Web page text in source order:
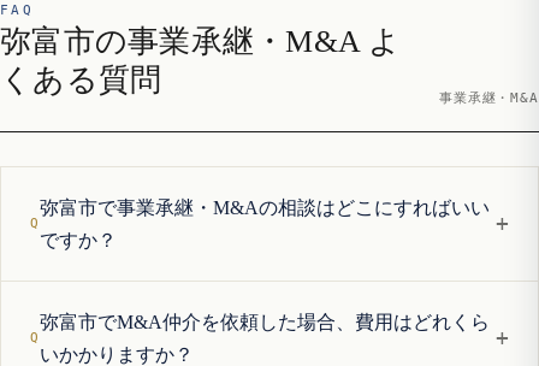
FAQ
弥富市の事業承継・M&A よ
くある質問
事業承継・M&A
弥富市で事業承継・M&Aの相談はどこにすればいい
ですか？
+
弥富市でM&A仲介を依頼した場合、費用はどれくら
いかかりますか？
+